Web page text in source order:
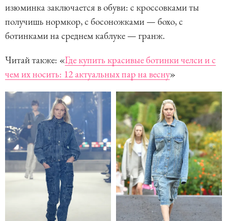
изюминка заключается в обуви: с кроссовками ты
получишь нормкор, с босоножками — бохо, с
ботинками на среднем каблуке — гранж.
Читай также: «Где купить красивые ботинки челси и с
чем их носить: 12 актуальных пар на весну»